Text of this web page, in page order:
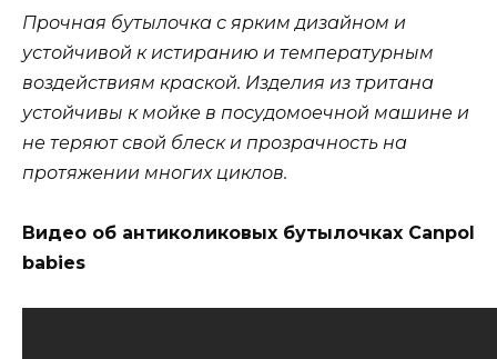
Прочная бутылочка с ярким дизайном и
устойчивой к истиранию и температурным
воздействиям краской. Изделия из тритана
устойчивы к мойке в посудомоечной машине и
не теряют свой блеск и прозрачность на
протяжении многих циклов.
Видео об антиколиковых бутылочках Canpol
babies